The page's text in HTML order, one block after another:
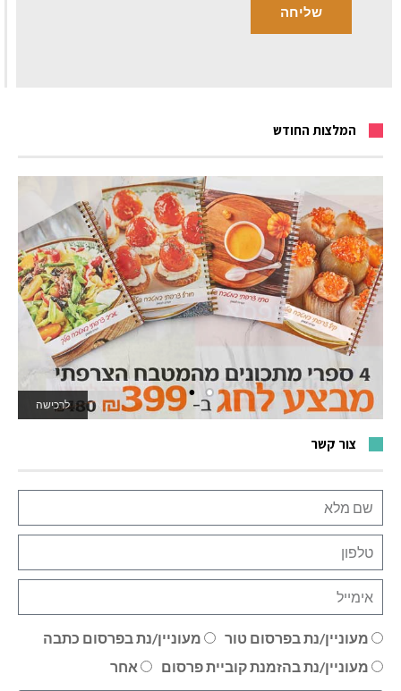
המלצות החודש
לרכישה
לאתר המשחקים
צור קשר
מעוניין/נת בפרסום טור
מעוניין/נת בפרסום כתבה
מעוניין/נת בהזמנת קוביית פרסום
אחר